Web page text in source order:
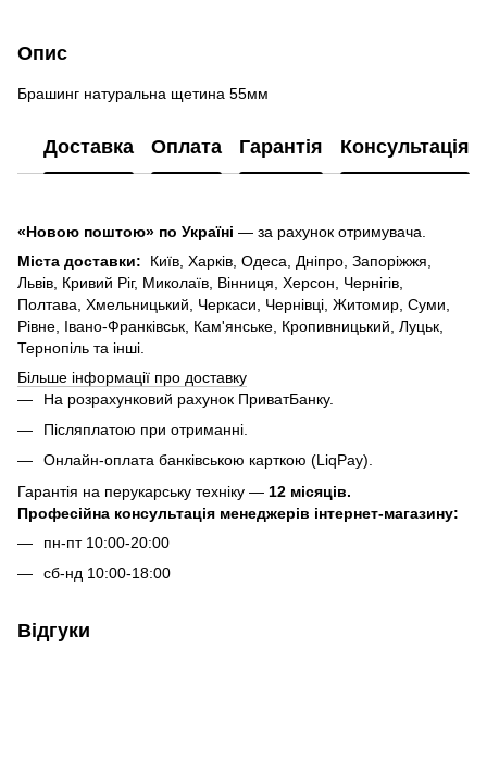
Опис
Брашинг натуральна щетина 55мм
Доставка Оплата Гарантія Консультація
«Новою поштою» по Україні — за рахунок отримувача.
Міста доставки: Київ, Харків, Одеса, Дніпро, Запоріжжя,
Львів, Кривий Ріг, Миколаїв, Вінниця, Херсон, Чернігів,
Полтава, Хмельницький, Черкаси, Чернівці, Житомир, Суми,
Рівне, Івано-Франківськ, Кам'янське, Кропивницький, Луцьк,
Тернопіль та інші.
Більше інформації про доставку
На розрахунковий рахунок ПриватБанку.
Післяплатою при отриманні.
Онлайн-оплата банківською карткою (LiqPay).
Гарантія на перукарську техніку — 12 місяців.
Професійна консультація менеджерів інтернет-магазину:
пн-пт 10:00-20:00
сб-нд 10:00-18:00
Відгуки